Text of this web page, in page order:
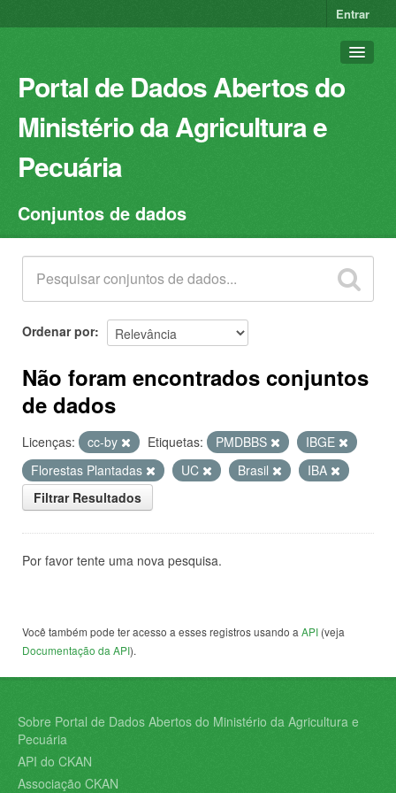
Entrar
Portal de Dados Abertos do
Ministério da Agricultura e
Pecuária
Conjuntos de dados
Organizações
Grupos
Sobre
Conjuntos de dados
Ordenar por
Não foram encontrados conjuntos
de dados
Licenças: cc-by Etiquetas: PMDBBS
IBGE
Florestas Plantadas
UC Brasil
IBA
Filtrar Resultados
Por favor tente uma nova pesquisa.
Você também pode ter acesso a esses registros usando a API (veja
Documentação da API).
Sobre Portal de Dados Abertos do Ministério da Agricultura e
Pecuária
API do CKAN
Associação CKAN